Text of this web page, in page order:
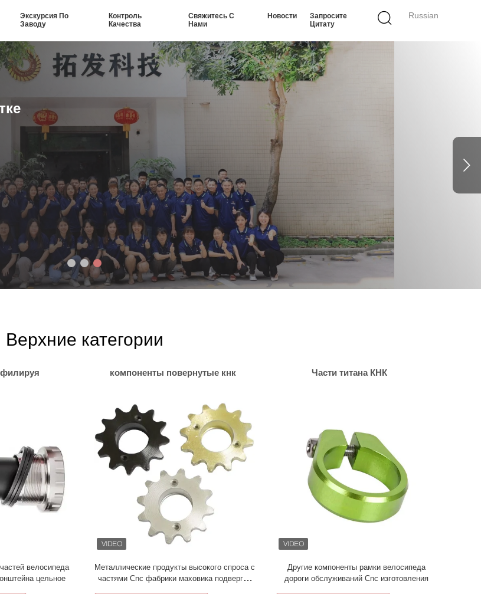
Russian
Экскурсия По
Заводу
Контроль
Качества
Свяжитесь С
Нами
Новости
Запросите
Цитату
Верхние категории
компоненты повернутые кнк Части титана КНК
велосипеда
цельное
Металлические продукты высокого спроса с
частями Cnc фабрики маховика подвергая
Другие компоненты рамки велосипеда
дороги обслуживаний Cnc изготовления